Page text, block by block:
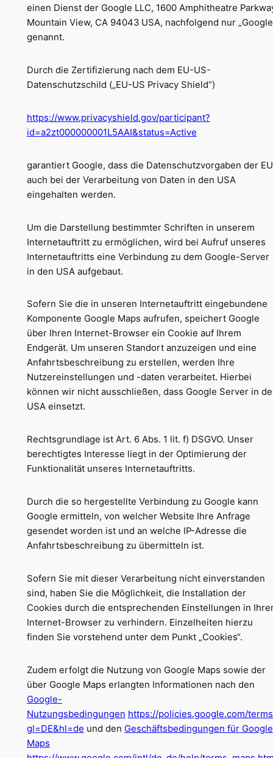
einen Dienst der Google LLC, 1600 Amphitheatre
Mountain View, CA 94043 USA, nachfolgend nur
genannt.
Durch die Zertifizierung nach dem EU-US-
Datenschutzschild („EU-US Privacy Shield“)
https://www.privacyshield.gov/participant?
id=a2zt000000001L5AAI&status=Active
garantiert Google, dass die Datenschutzvorgaben der EU
auch bei der Verarbeitung von Daten in den USA
eingehalten werden.
Um die Darstellung bestimmter Schriften in unserem
Internetauftritt zu ermöglichen, wird bei Aufruf unseres
Internetauftritts eine Verbindung zu dem Google-Server
in den USA aufgebaut.
Sofern Sie die in unseren Internetauftritt eingebundene
Komponente Google Maps aufrufen, speichert Google
über Ihren Internet-Browser ein Cookie auf Ihrem
Endgerät. Um unseren Standort anzuzeigen und eine
Anfahrtsbeschreibung zu erstellen, werden Ihre
Nutzereinstellungen und -daten verarbeitet. Hierbei
können wir nicht ausschließen, dass Google Server in
USA einsetzt.
Rechtsgrundlage ist Art. 6 Abs. 1 lit. f) DSGVO. Unser
berechtigtes Interesse liegt in der Optimierung der
Funktionalität unseres Internetauftritts.
Durch die so hergestellte Verbindung zu Google kann
Google ermitteln, von welcher Website Ihre Anfrage
gesendet worden ist und an welche IP-Adresse die
Anfahrtsbeschreibung zu übermitteln ist.
Sofern Sie mit dieser Verarbeitung nicht einverstanden
sind, haben Sie die Möglichkeit, die Installation der
Cookies durch die entsprechenden Einstellungen in
Internet-Browser zu verhindern. Einzelheiten hierzu
finden Sie vorstehend unter dem Punkt „Cookies“.
Zudem erfolgt die Nutzung von Google Maps sowie der
über Google Maps erlangten Informationen nach den
Google-
Nutzungsbedingungen https://policies.google.com/
gl=DE&hl=de und den Geschäftsbedingungen für Google
Maps